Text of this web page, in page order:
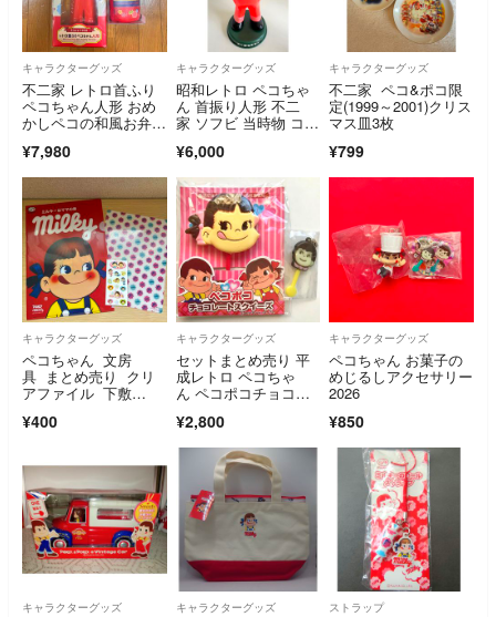
キャラクターグッズ
不二家 レトロ首ふり
ペコちゃん人形 おめ
かしペコの和風お弁当
¥7,980
キャラクターグッズ
昭和レトロ ペコちゃ
ん 首振り人形 不二
家 ソフビ 当時物 コレ
¥6,000
キャラクターグッズ
不二家 ペコ&ポコ限
定(1999～2001)クリス
マス皿3枚
¥799
キャラクターグッズ
ペコちゃん 文房
具 まとめ売り クリ
アファイル 下敷
ロ
¥400
キャラクターグッズ
セットまとめ売り 平
成レトロ ペコちゃ
ん ペコポコチョコレ
コットBCミニチュア
キーホルダー 送料無
料 匿名配送
¥2,800
キャラクターグッズ
ペコちゃん お菓子の
めじるしアクセサリー
2026
¥850
キャラクターグッズ キャラクターグッズ ストラップ